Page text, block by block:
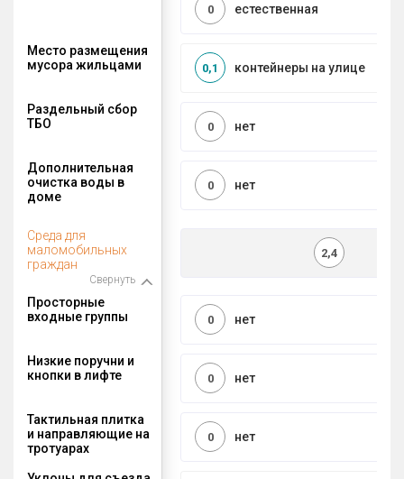
естественная
0
Место размещения
мусора жильцами
контейнеры на улице
0,1
Раздельный сбор
ТБО
нет
0
Дополнительная
очистка воды в
доме
нет
0
Среда для
маломобильных
граждан
Свернуть
2,4
Просторные
входные группы
нет
0
Низкие поручни и
кнопки в лифте
нет
0
Тактильная плитка
и направляющие на
тротуарах
нет
0